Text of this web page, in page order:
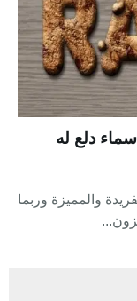
والمميزة وربما